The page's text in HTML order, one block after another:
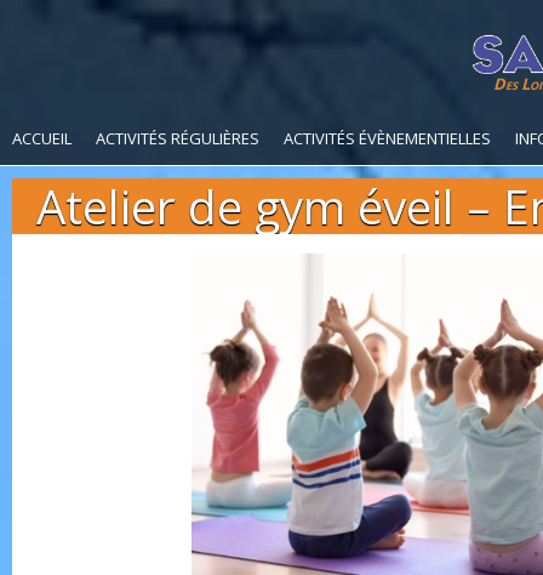
Des
ACCUEIL ACTIVITÉS RÉGULIÈRES ACTIVITÉS ÉVÈNEMENTIELLES
Atelier de gym éveil –